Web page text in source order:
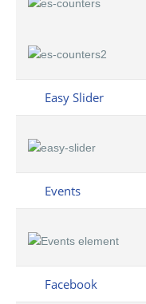
Easy Slider
Events
Facebook